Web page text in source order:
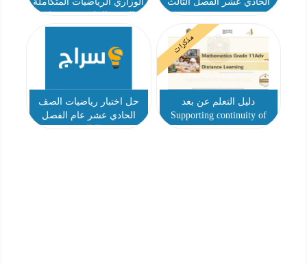
الفصل الثالث
مذكرات
دليل التعلم عن بعد
Supporting continuity of
حل اختبار رياضيات الصف
الحادي عشر عام الفصل